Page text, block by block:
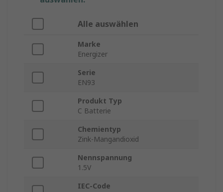
Alle auswählen
Marke
Energizer
Serie
EN93
Produkt Typ
C Batterie
Chemientyp
Zink-Mangandioxid
Nennspannung
1.5V
IEC-Code